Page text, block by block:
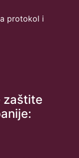
protokol i
zaštite